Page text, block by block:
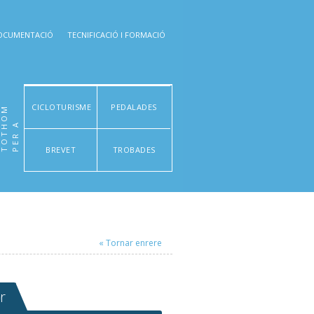
TECNIFICACIÓ I FORMACIÓ
P
E
R
A
T
O
T
H
O
M CICLOTURISME PEDALADES
BREVET TROBADES
« Tornar enrere